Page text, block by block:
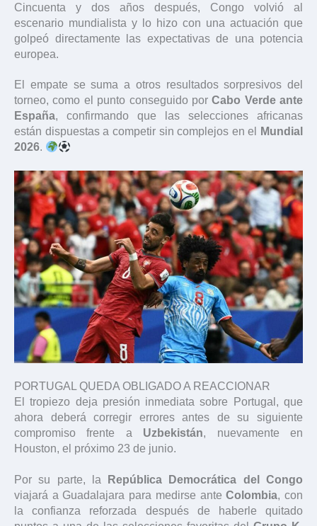
Cincuenta y dos años después, Congo volvió al
escenario mundialista y lo hizo con una actuación que
golpeó directamente las expectativas de una potencia
europea.
El empate se suma a otros resultados sorpresivos del
torneo, como el punto conseguido porCabo Verde ante
España, confirmando que las selecciones africanas
están dispuestas a competir sin complejos en el
Mundial
2026.
PORTUGAL QUEDA OBLIGADO A REACCIONAR
El tropiezo deja presión inmediata sobre Portugal, que
ahora deberá corregir errores antes de su siguiente
compromiso frente a Uzbekistán, nuevamente en
Houston, el próximo 23 de junio.
Por su parte, la
República Democrática del Congo
viajará a Guadalajara para medirse anteColombia, con
la confianza reforzada después de haberle quitado